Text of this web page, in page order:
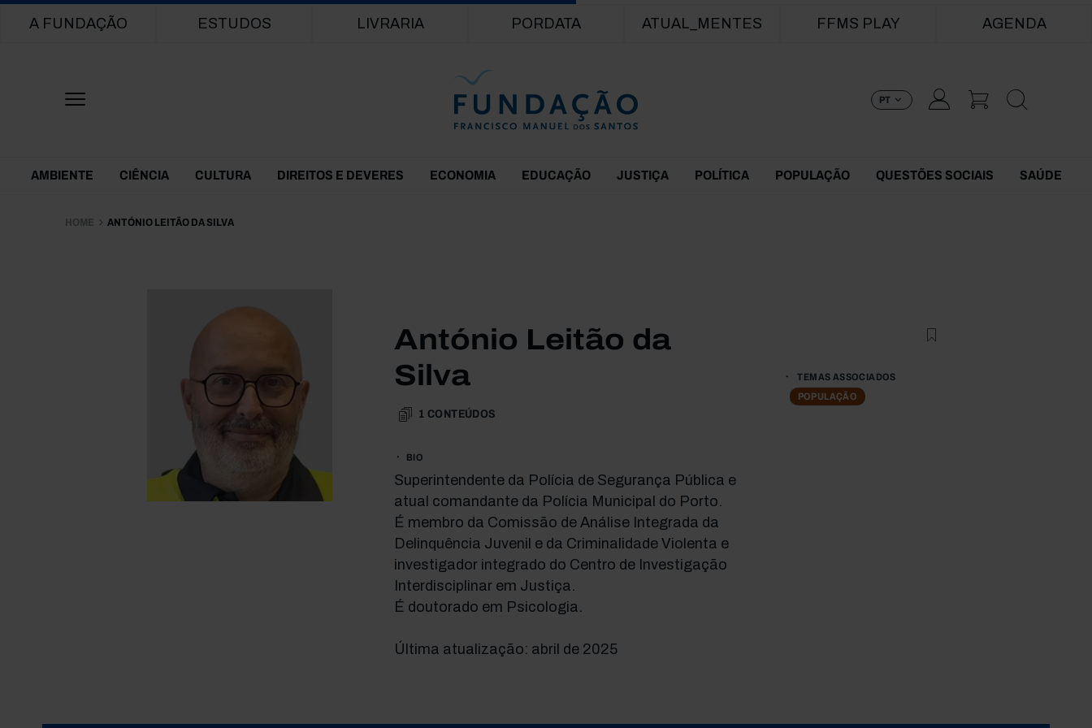
Main navigation
A FUNDAÇÃO ESTUDOS LIVRARIA PORDATA ATUAL_MENTES FFMS PLAY AGENDA
PT
Themes Menu
AMBIENTE CIÊNCIA CULTURA DIREITOS E DEVERES ECONOMIA EDUCAÇÃO JUSTIÇA POLÍTICA POPULAÇÃO QUESTÕES SOCIAIS SAÚDE
HOME ANTÓNIO LEITÃO DA SILVA
António Leitão da
Silva
1 CONTEÚDOS
BIO
Superintendente da Polícia de Segurança Pública e
atual comandante da Polícia Municipal do Porto.
É membro da Comissão de Análise Integrada da
Delinquência Juvenil e da Criminalidade Violenta e
investigador integrado do Centro de Investigação
Interdisciplinar em Justiça.
É doutorado em Psicologia.
Última atualização: abril de 2025
TEMAS ASSOCIADOS
POPULAÇÃO